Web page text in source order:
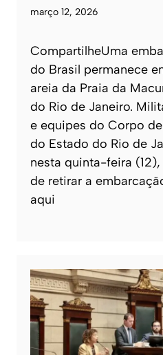
março 12, 2026
CompartilheUma
do Brasil permanece
areia da Praia da
do Rio de Janeiro.
e equipes do Corpo
do Estado do Rio de
nesta quinta-feira
de retirar a
aqui